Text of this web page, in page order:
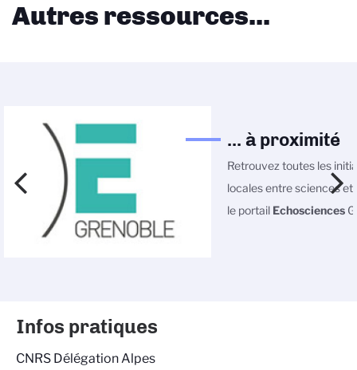
Autres ressources...
... à proximité
Retrouvez toutes les
locales entre sciences et
le portail Echosciences
Infos pratiques
CNRS Délégation Alpes